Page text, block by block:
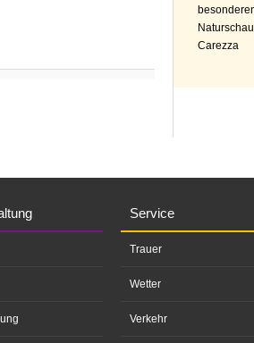
Carezza
Service
Trauer
Wetter
Verkehr